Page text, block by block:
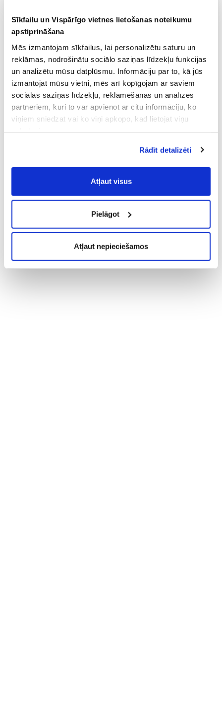
Sīkfailu un Vispārīgo vietnes lietošanas noteikumu
apstiprināšana
Mēs izmantojam sīkfailus, lai personalizētu saturu un
reklāmas, nodrošinātu sociālo saziņas līdzekļu funkcijas
un analizētu mūsu datplūsmu. Informāciju par to, kā jūs
izmantojat mūsu vietni, mēs arī kopīgojam ar saviem
sociālās saziņas līdzekļu, reklamēšanas un analīzes
partneriem, kuri to var apvienot ar citu informāciju, ko
viņiem sniedzat vai ko viņi apkopo, kad lietojat viņu
Vispārīgiem vietnes lietošanas
noteikumiem(saīsināti - VVLN).
Rādīt detalizēti
Atļaut visus
Pielāgot
Atļaut nepieciešamos